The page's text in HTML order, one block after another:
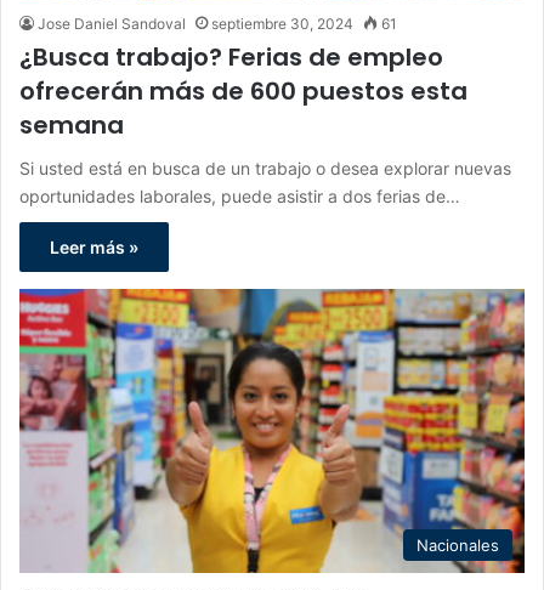
Jose Daniel Sandoval septiembre 30, 2024 61
¿Busca trabajo? Ferias de empleo
ofrecerán más de 600 puestos esta
semana
Si usted está en busca de un trabajo o desea explorar nuevas
oportunidades laborales, puede asistir a dos ferias de…
Leer más »
Nacionales